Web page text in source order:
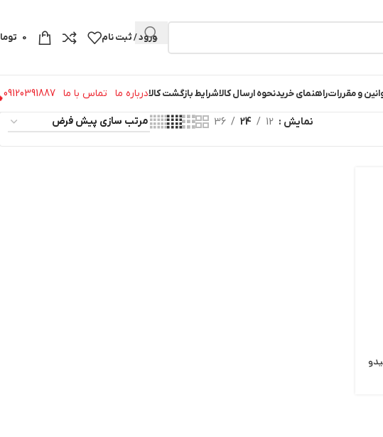
ورود / ثبت نام 0
و مقرراتراهنمای خریدنحوه ارسال کالاشرایط بازگشت کالادرباره ما تماس با ما 09120391887
نمایش 12
24
36